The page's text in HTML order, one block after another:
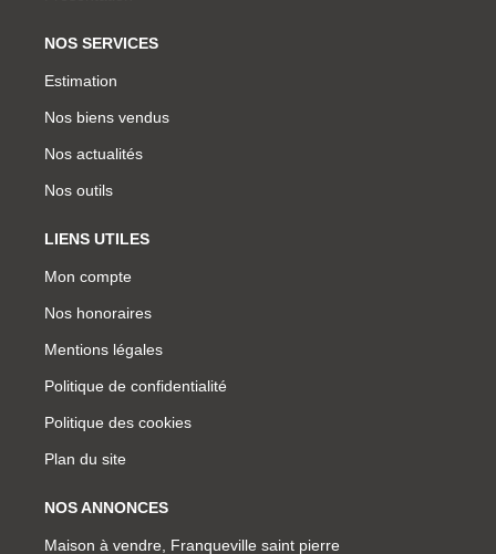
NOS SERVICES
Estimation
Nos biens vendus
Nos actualités
Nos outils
LIENS UTILES
Mon compte
Nos honoraires
Mentions légales
Politique de confidentialité
Politique des cookies
Plan du site
NOS ANNONCES
Maison à vendre, Franqueville saint pierre